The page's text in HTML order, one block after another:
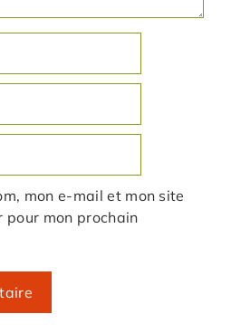
mon e-mail et mon site
mon prochain